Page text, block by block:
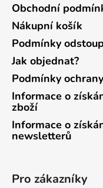
Obchodní
Nákupní košík
Podmínky
Jak objednat?
Podmínky
Informace o
zboží
Informace o
newsletterů
Pro zákazníky